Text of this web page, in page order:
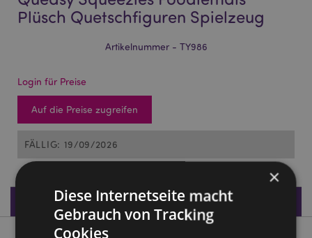
Plüsch Quetschfiguren Spielzeug
Artikelnummer - TY986
Login für Preise
Auf die Preise zugreifen
FÄLLIG: 19/09/2026
Produktdaten
×
Diese Internetseite macht
Gebrauch von Tracking
Cookies